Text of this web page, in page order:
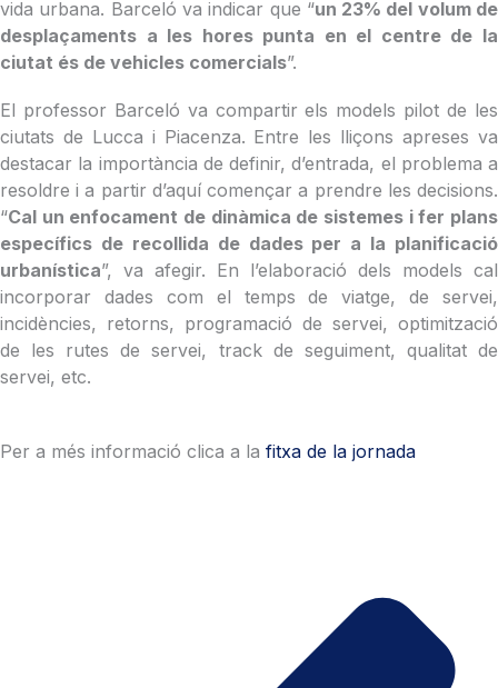
vida urbana. Barceló va indicar que “un 23% del volum de
desplaçaments a les hores punta en el centre de la
ciutat és de vehicles comercials”.
El professor Barceló va compartir els models pilot de les
ciutats de Lucca i Piacenza. Entre les lliçons apreses va
destacar la importància de definir, d’entrada, el problema a
resoldre i a partir d’aquí començar a prendre les decisions.
“Cal un enfocament de dinàmica de sistemes i fer plans
específics de recollida de dades per a la planificació
urbanística”, va afegir. En l’elaboració dels models cal
incorporar dades com el temps de viatge, de servei,
incidències, retorns, programació de servei, optimització
de les rutes de servei, track de seguiment, qualitat de
servei, etc.
Per a més informació clica a la fitxa de la jornada